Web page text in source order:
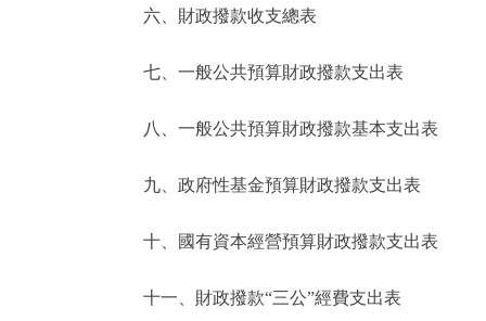
ENGLISH
六、財政撥款收支總表
七、一般公共預算財政撥款支出表
八、一般公共預算財政撥款基本支出表
九、政府性基金預算財政撥款支出表
十、國有資本經營預算財政撥款支出表
十一、財政撥款“三公”經費支出表